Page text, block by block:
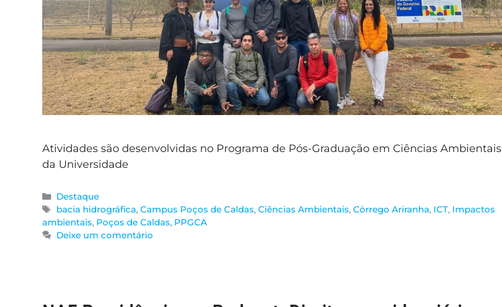
Atividades são desenvolvidas no Programa de Pós-Graduação em Ciências Ambientais
da Universidade
Destaque
bacia hidrográfica,Campus Poços de Caldas,Ciências Ambientais,Córrego Ariranha, ICT, Impactos
ambientais, Poços de Caldas, PPGCA
Deixe um comentário